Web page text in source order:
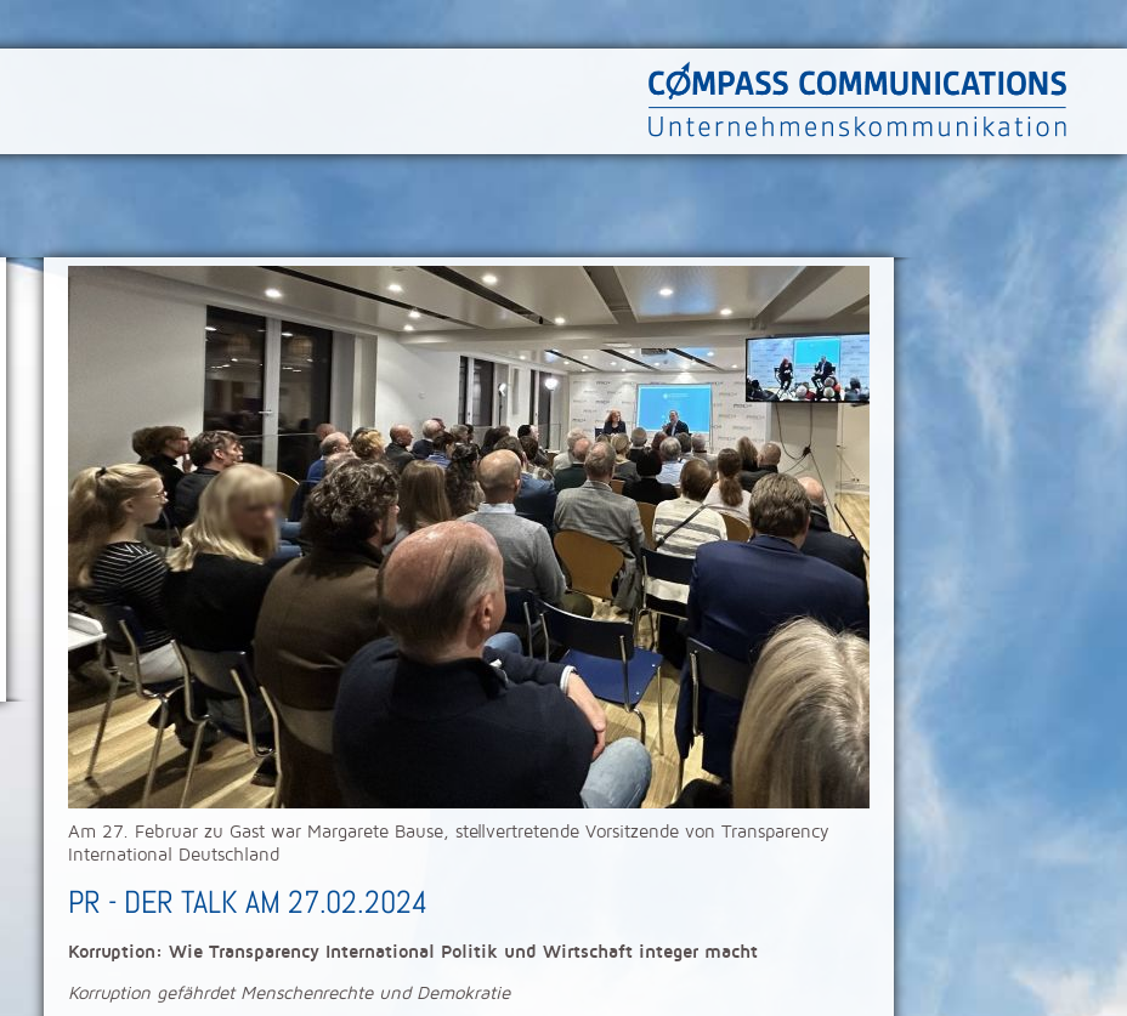
Am 27. Februar zu Gast war Margarete Bause, stellvertretende Vorsitzende von Transparency
International Deutschland
PR - DER TALK AM 27.02.2024
Korruption: Wie Transparency International Politik und Wirtschaft integer macht
Korruption gefährdet Menschenrechte und Demokratie